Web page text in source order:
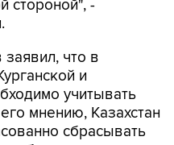
что в
учитывать
мнению, Казахстан
сбрасывать
избежать паводков